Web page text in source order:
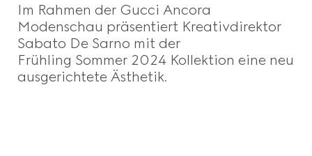
Im Rahmen der Gucci Ancora
Modenschau präsentiert Kreativdirektor
Sabato De Sarno mit der
Frühling Sommer 2024 Kollektion eine neu
ausgerichtete Ästhetik.